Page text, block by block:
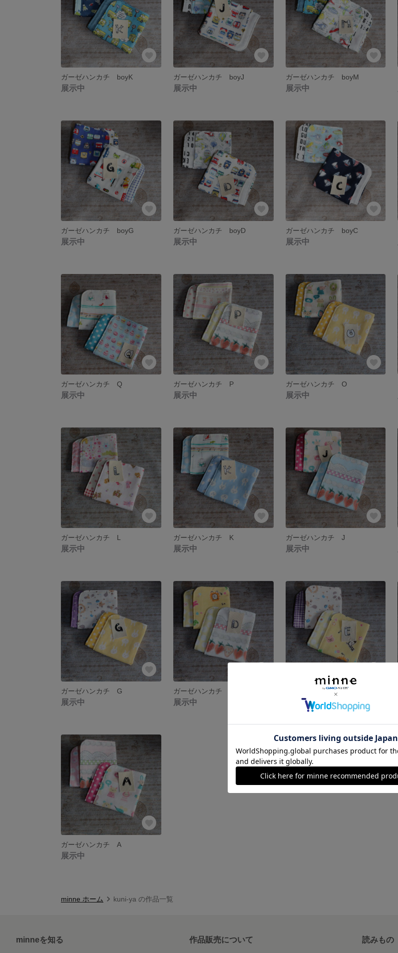
ガーゼハンカチ boyK
展示中
ガーゼハンカチ boyJ
展示中
ガーゼハンカチ boyM
展示中
ガーゼハンカチ boyG
展示中
ガーゼハンカチ boyD
展示中
ガーゼハンカチ boyC
展示中
ガーゼハンカチ Q
展示中
ガーゼハンカチ P
展示中
ガーゼハンカチ O
展示中
ガーゼハンカチ L
展示中
ガーゼハンカチ K
展示中
ガーゼハンカチ J
展示中
ガーゼハンカチ G
展示中
ガーゼハンカチ D
展示中
ガーゼハンカチ E
展示中
ガーゼハンカチ A
展示中
minne ホーム kuni-ya の作品一覧
minneを知る 作品販売について 読みもの